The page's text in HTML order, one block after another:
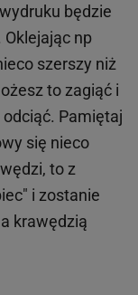
będzie
Oklejając np
szerszy niż
to zagiąć i
Pamiętaj
się nieco
to z
i zostanie
krawędzią